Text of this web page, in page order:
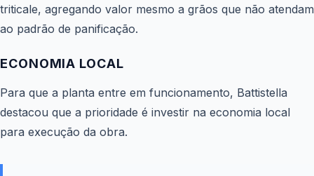
triticale, agregando valor mesmo a grãos que não atendam
ao padrão de panificação.
ECONOMIA LOCAL
Para que a planta entre em funcionamento, Battistella
destacou que a prioridade é investir na economia local
para execução da obra.